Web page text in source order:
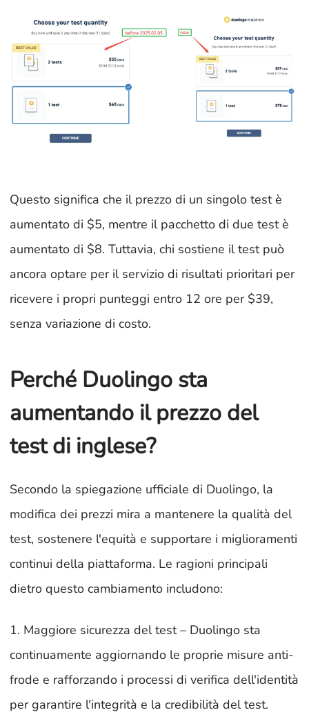
Questo significa che il prezzo di un singolo test è
aumentato di $5, mentre il pacchetto di due test è
aumentato di $8. Tuttavia, chi sostiene il test può
ancora optare per il servizio di risultati prioritari per
ricevere i propri punteggi entro 12 ore per $39,
senza variazione di costo.
Perché Duolingo sta
aumentando il prezzo del
test di inglese?
Secondo la spiegazione ufficiale di Duolingo, la
modifica dei prezzi mira a mantenere la qualità del
test, sostenere l'equità e supportare i miglioramenti
continui della piattaforma. Le ragioni principali
dietro questo cambiamento includono:
1. Maggiore sicurezza del test – Duolingo sta
continuamente aggiornando le proprie misure anti-
frode e rafforzando i processi di verifica dell'identità
per garantire l'integrità e la credibilità del test.